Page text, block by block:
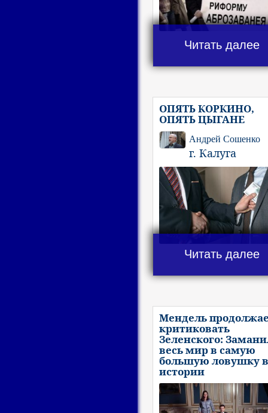
Читать далее
ОПЯТЬ КОРКИНО,
ОПЯТЬ ЦЫГАНЕ
Андрей Сошенко
г. Калуга
Читать далее
Мендель
критиковать
Зеленского:
весь мир в самую
большую ловушку в
истории